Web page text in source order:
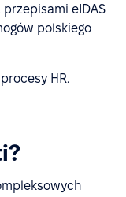
eIDAS
polskiego
HR.